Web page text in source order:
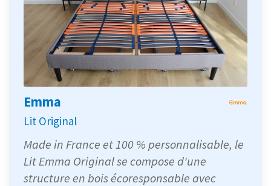
Emma
Lit Original
Made in France et 100 % personnalisable, le
Lit Emma Original se compose d'une
structure en bois écoresponsable avec